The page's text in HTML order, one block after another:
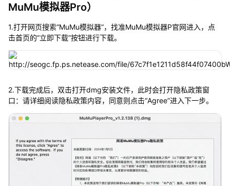
MuMu模拟器Pro）
1.打开网页搜索“MuMu模拟器”，找准MuMu模拟器P官网进入，点
击首页的“立即下载”按钮进行下载。
2.下载完成后，双击打开dmg安装文件，此时会打开隐私政策窗
口：请详细阅读隐私政策内容，同意则点击“Agree”进入下一步。